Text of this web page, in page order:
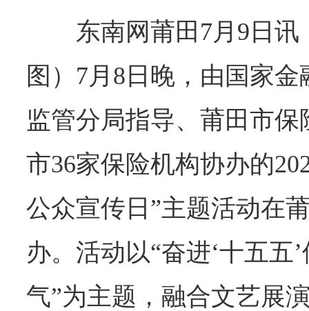
东南网莆田7月9日
图）7月8日晚，由国家
监管分局指导、莆田市
市36家保险机构协办的
公众宣传日”主题活动在
办。活动以“奋进‘十五五
气”为主题，融合文艺展